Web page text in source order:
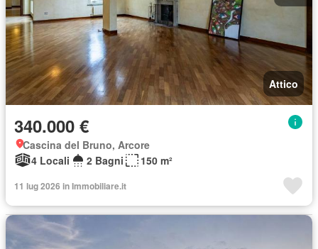
Attico
340.000 €
Cascina del Bruno, Arcore
4 Locali
2 Bagni 150 m²
11 lug 2026 in Immobiliare.it